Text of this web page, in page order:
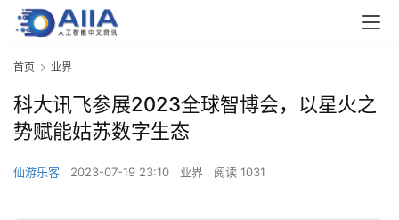
首页 业界
科大讯飞参展2023全球智博会，以星火之
势赋能姑苏数字生态
仙游乐客 2023-07-19 23:10 业界 阅读 1031